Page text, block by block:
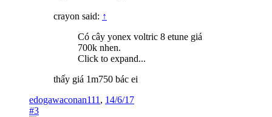
crayon said: ↑
Có cây yonex voltric 8 etune giá
700k nhen.
Click to expand...
thấy giá 1m750 bác ei
edogawaconan111 , 14/6/17
#3